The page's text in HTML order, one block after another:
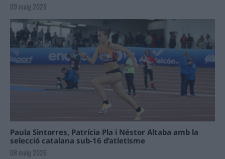
09 maig 2026
Paula Sintorres, Patrícia Pla i Néstor Altaba amb la
selecció catalana sub-16 d’atletisme
08 maig 2026